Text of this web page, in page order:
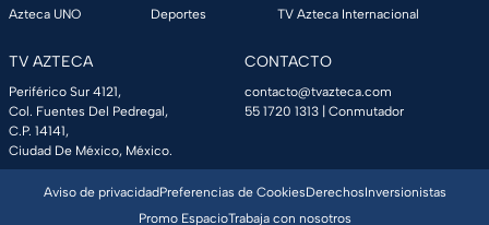
Azteca UNO
Deportes
TV Azteca Internacional
TV AZTECA
Periférico Sur 4121,
Col. Fuentes Del Pedregal,
C.P. 14141,
Ciudad De México, México.
CONTACTO
contacto@tvazteca.com
55 1720 1313 | Conmutador
Aviso de privacidadPreferencias de CookiesDerechosInversionistas
Promo EspacioTrabaja con nosotros